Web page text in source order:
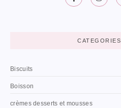
CATEGORIES
Biscuits
Boisson
crèmes desserts et mousses